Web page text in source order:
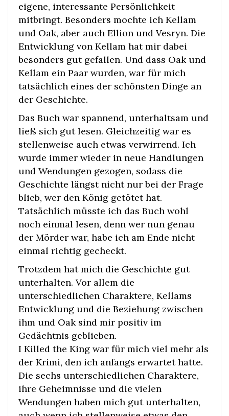
eigene, interessante Persönlichkeit
mitbringt. Besonders mochte ich Kellam
und Oak, aber auch Ellion und Vesryn. Die
Entwicklung von Kellam hat mir dabei
besonders gut gefallen. Und dass Oak und
Kellam ein Paar wurden, war für mich
tatsächlich eines der schönsten Dinge an
der Geschichte.
Das Buch war spannend, unterhaltsam und
ließ sich gut lesen. Gleichzeitig war es
stellenweise auch etwas verwirrend. Ich
wurde immer wieder in neue Handlungen
und Wendungen gezogen, sodass die
Geschichte längst nicht nur bei der Frage
blieb, wer den König getötet hat.
Tatsächlich müsste ich das Buch wohl
noch einmal lesen, denn wer nun genau
der Mörder war, habe ich am Ende nicht
einmal richtig gecheckt.
Trotzdem hat mich die Geschichte gut
unterhalten. Vor allem die
unterschiedlichen Charaktere, Kellams
Entwicklung und die Beziehung zwischen
ihm und Oak sind mir positiv im
Gedächtnis geblieben.
I Killed the King war für mich viel mehr als
der Krimi, den ich anfangs erwartet hatte.
Die sechs unterschiedlichen Charaktere,
ihre Geheimnisse und die vielen
Wendungen haben mich gut unterhalten,